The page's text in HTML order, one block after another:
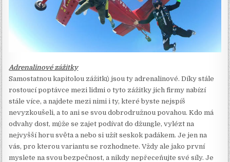
Adrenalinové zážitky
Samostatnou kapitolou zážitků jsou ty adrenalinové. Díky stále
rostoucí poptávce mezi lidmi o tyto zážitky jich firmy nabízí
stále více, a najdete mezi nimi i ty, které byste nejspíš
nevyzkoušeli, a to ani se svou dobrodružnou povahou. Kdo má
odvahy dost, může se zajet podívat do džungle, vylézt na
nejvyšší horu světa a nebo si užít seskok padákem. Je jen na
vás, pro kterou variantu se rozhodnete. Vždy ale jako první
myslete na svou bezpečnost, a nikdy nepřeceňujte své síly. Je